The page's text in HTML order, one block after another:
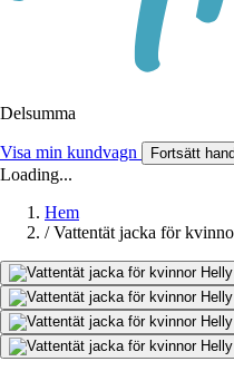
Delsumma
Visa min kundvagn Fortsätt
Loading...
Hem
/ Vattentät jacka för